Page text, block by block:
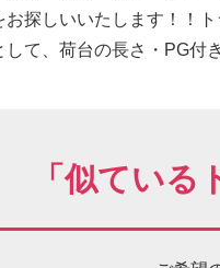
探しいいたします！！
て、荷台の長さ・PG付
「似てい